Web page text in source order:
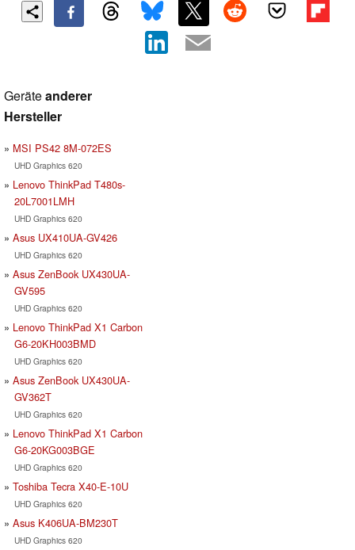
Geräteanderer
Hersteller
MSI PS42 8M-072ES
UHD Graphics 620
Lenovo ThinkPad T480s-
20L7001LMH
UHD Graphics 620
Asus UX410UA-GV426
UHD Graphics 620
Asus ZenBook UX430UA-
GV595
UHD Graphics 620
Lenovo ThinkPad X1 Carbon
G6-20KH003BMD
UHD Graphics 620
Asus ZenBook UX430UA-
GV362T
UHD Graphics 620
Lenovo ThinkPad X1 Carbon
G6-20KG003BGE
UHD Graphics 620
Toshiba Tecra X40-E-10U
UHD Graphics 620
Asus K406UA-BM230T
UHD Graphics 620